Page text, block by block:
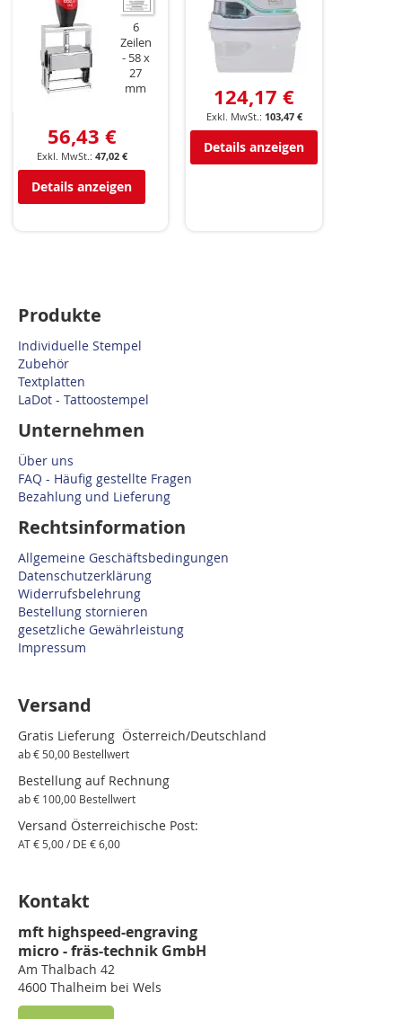
6
Zeilen
58 x
27
mm
56,43 €
47,02 €
Details anzeigen
124,17 €
103,47 €
Details anzeigen
Produkte
Individuelle Stempel
Zubehör
Textplatten
LaDot - Tattoostempel
Unternehmen
Über uns
FAQ - Häufig gestellte Fragen
Bezahlung und Lieferung
Rechtsinformation
Allgemeine Geschäftsbedingungen
Datenschutzerklärung
Widerrufsbelehrung
Bestellung stornieren
gesetzliche Gewährleistung
Impressum
Versand
Gratis Lieferung Österreich/Deutschland
ab € 50,00 Bestellwert
Bestellung auf Rechnung
ab € 100,00 Bestellwert
Versand Österreichische Post:
AT € 5,00 / DE € 6,00
Kontakt
mft highspeed-engraving
micro - fräs-technik GmbH
Am Thalbach 42
4600 Thalheim bei Wels